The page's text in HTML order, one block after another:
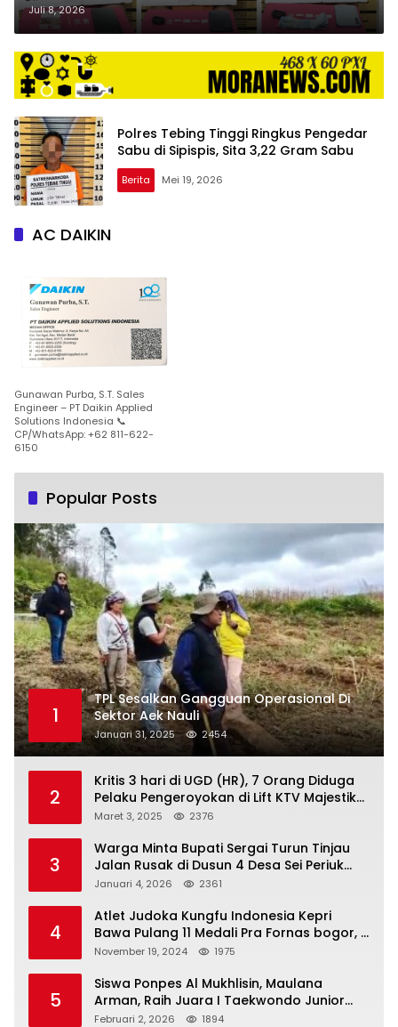
Sita 9,59 Gram Sabu
Juli 8, 2026
Polres Tebing Tinggi Ringkus Pengedar
Sabu di Sipispis, Sita 3,22 Gram Sabu
Berita Mei 19, 2026
AC DAIKIN
Gunawan Purba, S.T. Sales
Engineer – PT Daikin Applied
Solutions Indonesia 📞
CP/WhatsApp: +62 811-622-
6150
Popular Posts
1
TPL Sesalkan Gangguan Operasional Di
Sektor Aek Nauli
Januari 31, 2025 2454
2
Kritis 3 hari di UGD (HR), 7 Orang Diduga
Pelaku Pengeroyokan di Lift KTV Majestik
Melenggang Bebas, Kantor Hukum JAP
Tanjungpinang
Maret 3, 2025 2376
3
Warga Minta Bupati Sergai Turun Tinjau
Jalan Rusak di Dusun 4 Desa Sei Periuk
Serdang Bedagai
Januari 4, 2026 2361
4
Atlet Judoka Kungfu Indonesia Kepri
Bawa Pulang 11 Medali Pra Fornas bogor, 3
Emas dan 8 Perunggu.
November 19, 2024 1975
5
Siswa Ponpes Al Mukhlisin, Maulana
Arman, Raih Juara I Taekwondo Junior
Putra di Riau National Championship 2026
Februari 2, 2026 1894